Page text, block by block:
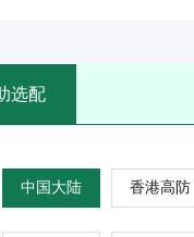
选配
中国大陆 香港高防